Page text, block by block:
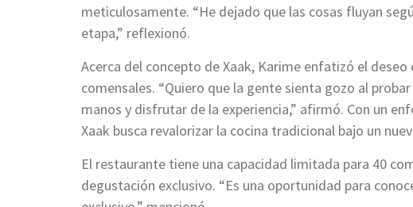
meticulosamente. “He dejado que las cosas fluyan
etapa,” reflexionó.
Acerca del concepto de Xaak, Karime enfatizó el
comensales. “Quiero que la gente sienta gozo al
manos y disfrutar de la experiencia,” afirmó. Con un
Xaak busca revalorizar la cocina tradicional bajo un
El restaurante tiene una capacidad limitada para 40
degustación exclusivo. “Es una oportunidad para